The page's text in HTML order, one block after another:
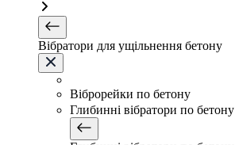
Вібратори для ущільнення бетону
Віброрейки по бетону
Глибинні вібратори по бетону